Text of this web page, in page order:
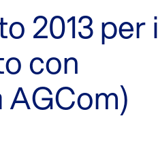
2013 per i
con